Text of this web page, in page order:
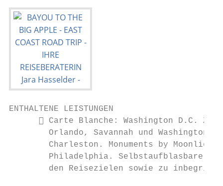
ENTHALTENE LEISTUNGEN
 Carte Blanche: Washington D.C.
Orlando, Savannah und Washington
Charleston. Monuments by
Philadelphia. Selbstaufblasbare
den Reisezielen sowie zu